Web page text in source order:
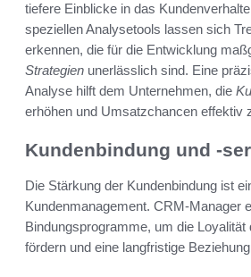
tiefere Einblicke in das
speziellen Analysetools lassen sich
erkennen, die für die Entwicklung
Strategien unerlässlich sind. Eine
Analyse hilft dem Unternehmen, die
erhöhen und Umsatzchancen effektiv
Kundenbindung und -
Die Stärkung der Kundenbindung ist
Kundenmanagement. CRM-Manager
Bindungsprogramme, um die Loyalität
fördern und eine langfristige